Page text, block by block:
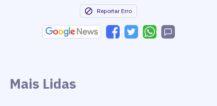
Reportar Erro
Mais Lidas